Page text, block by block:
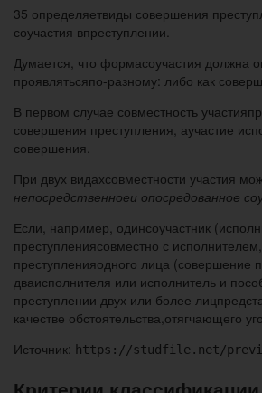
35 определяетвиды совершения
соучастия впреступлении.
Думается, что формасоучастия должна
проявлятьсяпо-разному: либо как
В первом случае совместность
совершения преступления, аучастие
совершения.
При двух видахсовместности участия
непосредственноеи опосредованное
Если, например, одинсоучастник
преступлениясовместно с
преступленияодного лица (совершение
дваисполнителя или исполнитель и
преступлении двух или более
качестве обстоятельства,отягчающего
Источник: https://studfile.net/